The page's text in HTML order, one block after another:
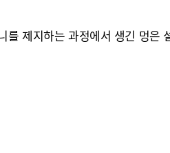
제지하는 과정에서 생긴 멍은